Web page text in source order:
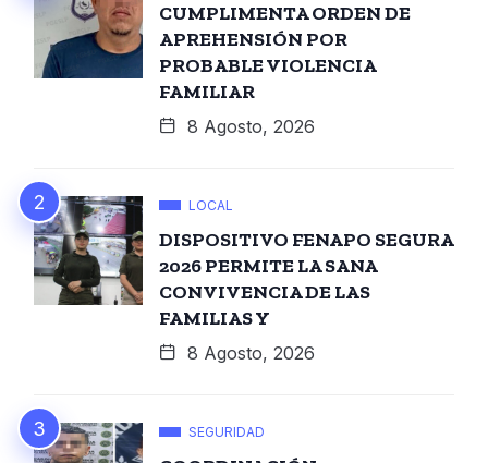
CUMPLIMENTA ORDEN DE
APREHENSIÓN POR
PROBABLE VIOLENCIA
FAMILIAR
8 Agosto, 2026
LOCAL
DISPOSITIVO FENAPO SEGURA
2026 PERMITE LA SANA
CONVIVENCIA DE LAS
FAMILIAS Y
8 Agosto, 2026
SEGURIDAD